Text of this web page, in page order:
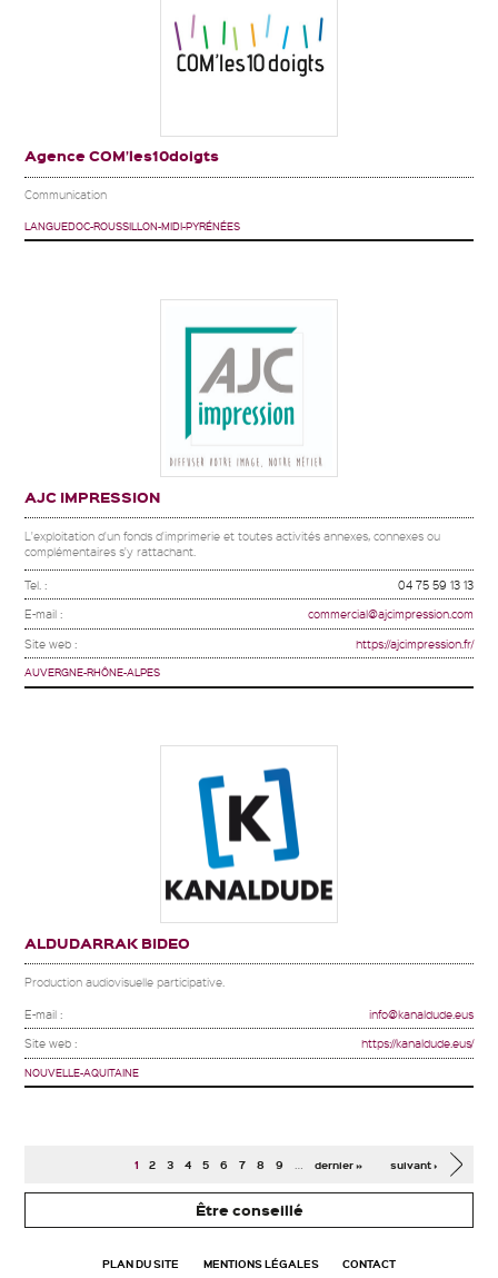
Agence COM’les10doigts
Communication
LANGUEDOC-ROUSSILLON-MIDI-PYRÉNÉES
AJC IMPRESSION
L'exploitation d'un fonds d'imprimerie et toutes activités annexes, connexes ou
complémentaires s'y rattachant.
Tel. : 04 75 59 13 13
E-mail : commercial@ajcimpression.com
Site web : https://ajcimpression.fr/
AUVERGNE-RHÔNE-ALPES
ALDUDARRAK BIDEO
Production audiovisuelle participative.
E-mail : info@kanaldude.eus
Site web : https://kanaldude.eus/
NOUVELLE-AQUITAINE
1 2 3 4 5 6 7 8 9 … suivant ›
dernier »
Être conseillé
PLAN DU SITE MENTIONS LÉGALES CONTACT